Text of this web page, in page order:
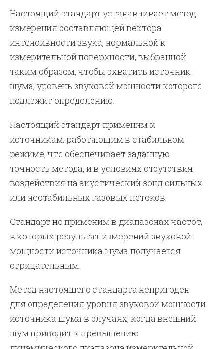
Настоящий стандарт устанавливает метод
измерения составляющей вектора
интенсивности звука, нормальной к
измерительной поверхности, выбранной
таким образом, чтобы охватить источник
шума, уровень звуковой мощности которого
подлежит определению.
Настоящий стандарт применим к
источникам, работающим в стабильном
режиме, что обеспечивает заданную
точность метода, и в условиях отсутствия
воздействия на акустический зонд сильных
или нестабильных газовых потоков.
Стандарт не применим в диапазонах частот,
в которых результат измерений звуковой
мощности источника шума получается
отрицательным.
Метод настоящего стандарта непригоден
для определения уровня звуковой мощности
источника шума в случаях, когда внешний
шум приводит к превышению